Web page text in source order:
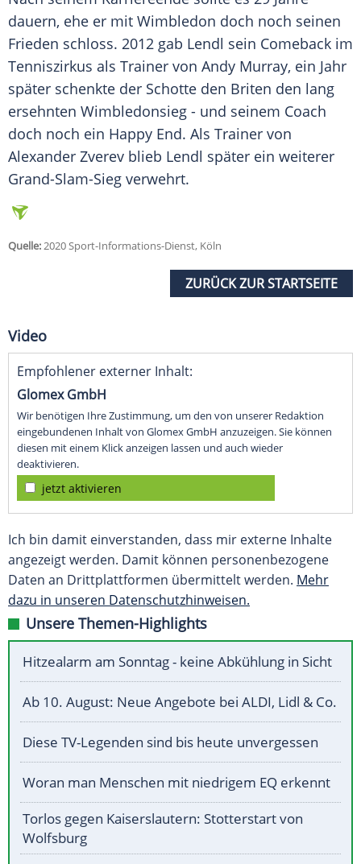
dauern, ehe er mit Wimbledon doch noch seinen
Frieden schloss. 2012 gab Lendl sein Comeback im
Tenniszirkus als Trainer von Andy Murray, ein Jahr
später schenkte der Schotte den Briten den lang
ersehnten Wimbledonsieg - und seinem Coach
doch noch ein Happy End. Als Trainer von
Alexander Zverev blieb Lendl später ein weiterer
Grand-Slam-Sieg verwehrt.
Quelle:2020 Sport-Informations-Dienst, Köln
ZURÜCK ZUR STARTSEITE
Video
Empfohlener externer Inhalt:
Glomex GmbH
Wir benötigen Ihre Zustimmung, um den von unserer Redaktion
eingebundenen Inhalt von Glomex GmbH anzuzeigen. Sie können
diesen mit einem Klick anzeigen lassen und auch wieder
deaktivieren.
jetzt aktivieren
Ich bin damit einverstanden, dass mir externe Inhalte
angezeigt werden. Damit können personenbezogene
Daten an Drittplattformen übermittelt werden. Mehr
dazu in unseren Datenschutzhinweisen.
Unsere Themen-Highlights
Hitzealarm am Sonntag - keine Abkühlung in Sicht
Ab 10. August: Neue Angebote bei ALDI, Lidl & Co.
Diese TV-Legenden sind bis heute unvergessen
Woran man Menschen mit niedrigem EQ erkennt
Torlos gegen Kaiserslautern: Stotterstart von
Wolfsburg